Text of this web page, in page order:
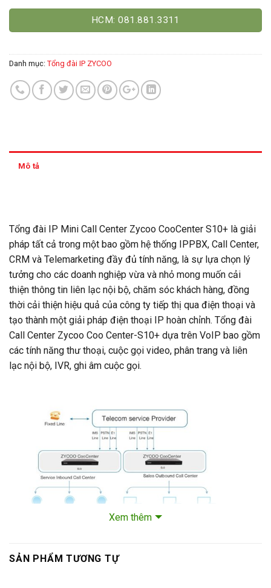
HCM: 081.881.3311
Danh mục: Tổng đài IP ZYCOO
Mô tả
Tổng đài IP Mini Call Center Zycoo CooCenter S10+ là giải
pháp tất cả trong một bao gồm hệ thống IPPBX, Call Center,
CRM và Telemarketing đầy đủ tính năng, là sự lựa chọn lý
tưởng cho các doanh nghiệp vừa và nhỏ mong muốn cải
thiện thông tin liên lạc nội bộ, chăm sóc khách hàng, đồng
thời cải thiện hiệu quả của công ty tiếp thị qua điện thoại và
tạo thành một giải pháp điện thoại IP hoàn chỉnh. Tổng đài
Call Center Zycoo Coo Center-S10+ dựa trên VoIP bao gồm
các tính năng thư thoại, cuộc gọi video, phân trang và liên
lạc nội bộ, IVR, ghi âm cuộc gọi.
Xem thêm
SẢN PHẨM TƯƠNG TỰ